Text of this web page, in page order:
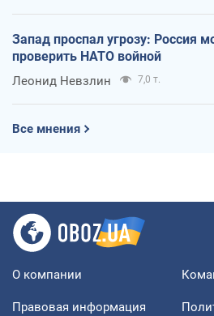
Запад проспал угрозу: Россия
проверить НАТО войной
Леонид Невзлин 7,0 т.
Все мнения
О компании
Правовая информация